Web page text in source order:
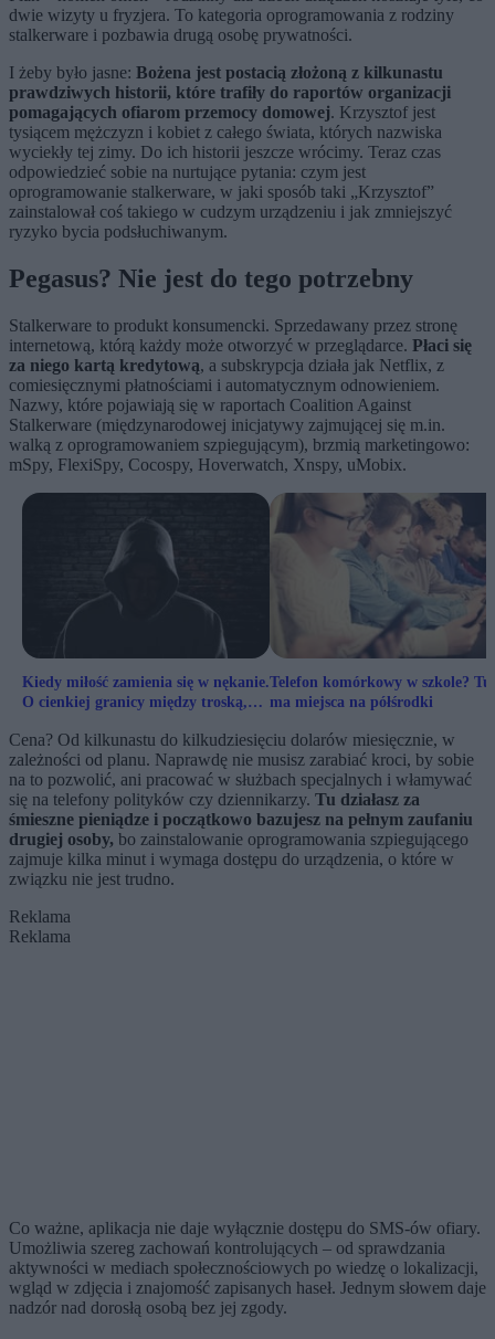
dwie wizyty u fryzjera. To kategoria oprogramowania z rodziny
stalkerware i pozbawia drugą osobę prywatności.
I żeby było jasne: Bożena jest postacią złożoną z kilkunastu
prawdziwych historii, które trafiły do raportów organizacji
pomagających ofiarom przemocy domowej. Krzysztof jest
tysiącem mężczyzn i kobiet z całego świata, których nazwiska
wyciekły tej zimy. Do ich historii jeszcze wrócimy. Teraz czas
odpowiedzieć sobie na nurtujące pytania: czym jest
oprogramowanie stalkerware, w jaki sposób taki „Krzysztof”
zainstalował coś takiego w cudzym urządzeniu i jak zmniejszyć
ryzyko bycia podsłuchiwanym.
Pegasus? Nie jest do tego potrzebny
Stalkerware to produkt konsumencki. Sprzedawany przez stronę
internetową, którą każdy może otworzyć w przeglądarce. Płaci się
za niego kartą kredytową, a subskrypcja działa jak Netflix, z
comiesięcznymi płatnościami i automatycznym odnowieniem.
Nazwy, które pojawiają się w raportach Coalition Against
Stalkerware (międzynarodowej inicjatywy zajmującej się m.in.
walką z oprogramowaniem szpiegującym), brzmią marketingowo:
mSpy, FlexiSpy, Cocospy, Hoverwatch, Xnspy, uMobix.
Kiedy miłość zamienia się w nękanie.
O cienkiej granicy między troską,
Telefon komórkowy w szkole? Tu
ma miejsca na półśrodki
Cena? Od kilkunastu do kilkudziesięciu dolarów miesięcznie, w
zależności od planu. Naprawdę nie musisz zarabiać kroci, by sobie
na to pozwolić, ani pracować w służbach specjalnych i włamywać
się na telefony polityków czy dziennikarzy. Tu działasz za
śmieszne pieniądze i początkowo bazujesz na pełnym zaufaniu
drugiej osoby, bo zainstalowanie oprogramowania szpiegującego
zajmuje kilka minut i wymaga dostępu do urządzenia, o które w
związku nie jest trudno.
Reklama
Reklama
Co ważne, aplikacja nie daje wyłącznie dostępu do SMS-ów ofiary.
Umożliwia szereg zachowań kontrolujących – od sprawdzania
aktywności w mediach społecznościowych po wiedzę o lokalizacji,
wgląd w zdjęcia i znajomość zapisanych haseł. Jednym słowem daje
nadzór nad dorosłą osobą bez jej zgody.